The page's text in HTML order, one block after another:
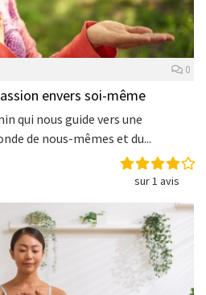
0
envers soi-même
qui nous guide vers une
de nous-mêmes et du...
sur 1 avis